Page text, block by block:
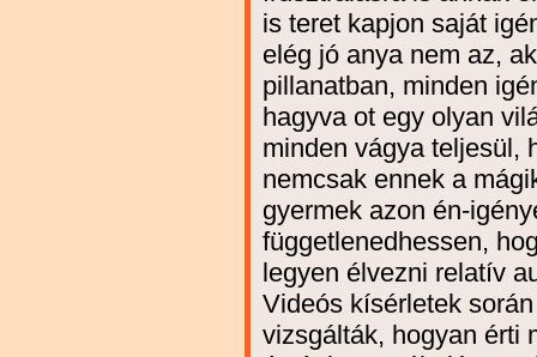
is teret kapjon saját
elég jó anya nem az,
pillanatban, minden
hagyva ot egy olyan
minden vágya teljesül,
nemcsak ennek a
gyermek azon én-
függetlenedhessen,
legyen élvezni relatív
Videós kísérletek
vizsgálták, hogyan érti